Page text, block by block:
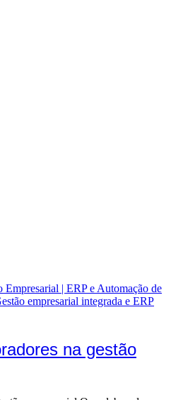
Empresarial | ERP e Automação de
empresarial integrada e ERP
na gestão